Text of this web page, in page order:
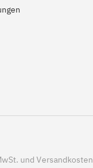
und Versandkosten